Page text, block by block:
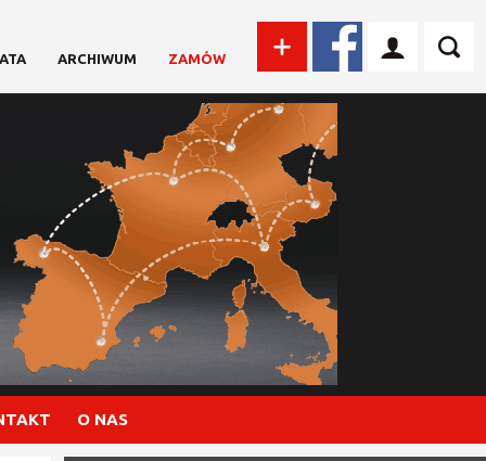
ARCHIWUM ZAMÓW
O NAS